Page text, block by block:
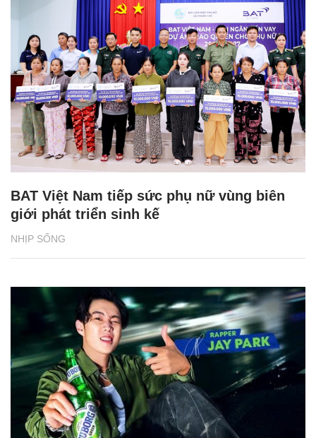
NHỊP SỐNG
BAT Việt Nam tiếp sức phụ nữ vùng biên
giới phát triển sinh kế